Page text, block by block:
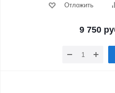
Отложить
9 750